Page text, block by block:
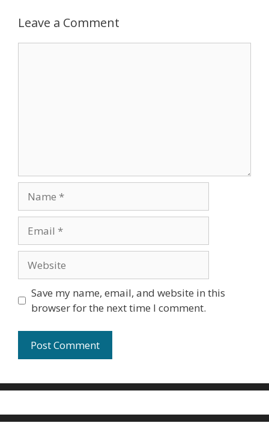
Leave a Comment
Save my name, email, and website in this
browser for the next time I comment.